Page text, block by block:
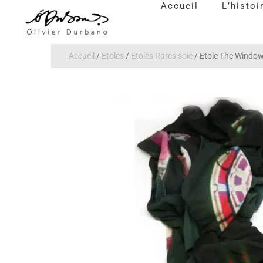
Accueil
Accueil / Etoles / Etoles Rares soie / Etole The